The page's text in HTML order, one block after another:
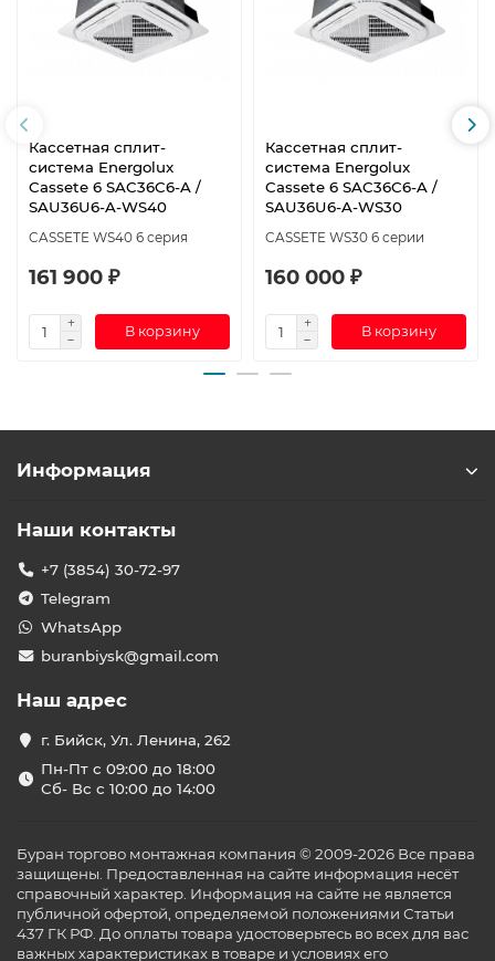
Кассетная сплит-
система Energolux
Cassete 6 SAC36C6-A /
SAU36U6-A-WS40
CASSETE WS40 6 серия
161 900 ₽
В корзину
Кассетная сплит-
система Energolux
Cassete 6 SAC36C6-A /
SAU36U6-A-WS30
CASSETE WS30 6 серии
160 000 ₽
В корзину
Информация
Наши контакты
+7 (3854) 30-72-97
Telegram
WhatsApp
buranbiysk@gmail.com
Наш адрес
г. Бийск, Ул. Ленина, 262
Пн-Пт с 09:00 до 18:00
Сб- Вс с 10:00 до 14:00
Буран торгово монтажная компания © 2009-2026 Все права
защищены. Предоставленная на сайте информация несёт
справочный характер. Информация на сайте не является
публичной офертой, определяемой положениями Статьи
437 ГК РФ. До оплаты товара удостоверьтесь во всех для вас
важных характеристиках в товаре и условиях его